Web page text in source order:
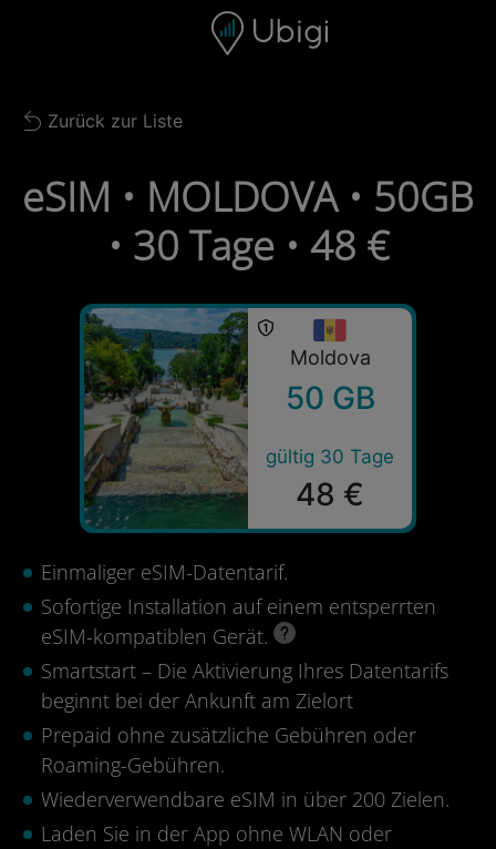
Navigationsleiste Fußzeile
Back to list
Zurück zur Liste
eSIM • MOLDOVA • 50GB
• 30 Tage • 48 €
Moldova
50 GB
gültig 30 Tage
48 €
Einmaliger eSIM-Datentarif.
Sofortige Installation auf einem entsperrten
eSIM-kompatiblen Gerät.
Smartstart – Die Aktivierung Ihres Datentarifs
beginnt bei der Ankunft am Zielort
Prepaid ohne zusätzliche Gebühren oder
Roaming-Gebühren.
Wiederverwendbare eSIM in über 200 Zielen.
Laden Sie in der App ohne WLAN oder